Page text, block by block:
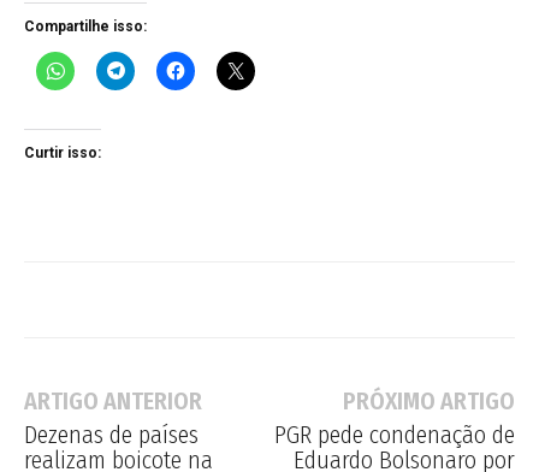
Compartilhe isso:
Curtir isso:
ARTIGO ANTERIOR
Dezenas de países
realizam boicote na
PRÓXIMO ARTIGO
PGR pede condenação de
Eduardo Bolsonaro por